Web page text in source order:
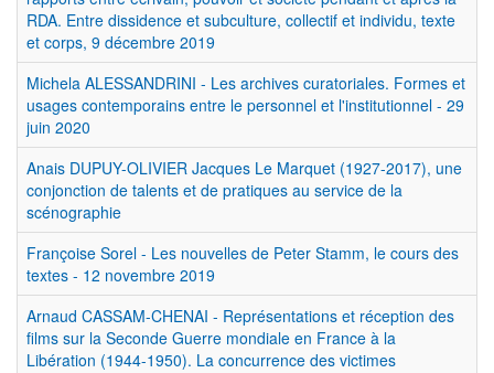
RDA. Entre dissidence et subculture, collectif et individu, texte
et corps, 9 décembre 2019
Michela ALESSANDRINI - Les archives curatoriales. Formes et
usages contemporains entre le personnel et l'institutionnel - 29
juin 2020
Anais DUPUY-OLIVIER Jacques Le Marquet (1927-2017), une
conjonction de talents et de pratiques au service de la
scénographie
Françoise Sorel - Les nouvelles de Peter Stamm, le cours des
textes - 12 novembre 2019
Arnaud CASSAM-CHENAI - Représentations et réception des
films sur la Seconde Guerre mondiale en France à la
Libération (1944-1950). La concurrence des victimes